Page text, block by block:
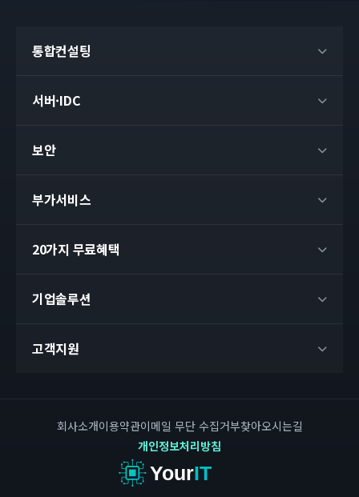
통합컨설팅
서버·IDC
보안
부가서비스
20가지 무료혜택
기업솔루션
고객지원
회사소개이용약관이메일 무단 수집거부찾아오시는길
개인정보처리방침
YourIT